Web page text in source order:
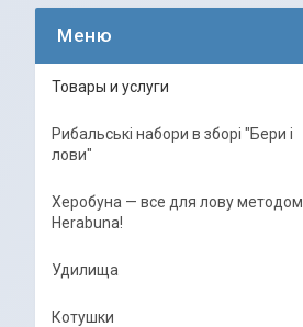
Товары и услуги
Рибальські набори в зборі "Бери і
лови"
Херобуна — все для лову методом
Herabuna!
Удилища
Котушки